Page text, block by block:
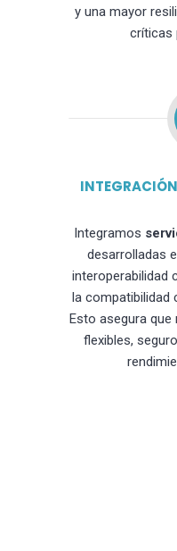
y una mayor
críticas
Integramos
desarrolladas
interoperabilidad
la compatibilidad
Esto asegura
flexibles,